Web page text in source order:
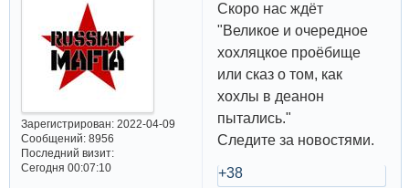
Зарегистрирован: 2022-04-09
Сообщений:8956
Последний визит:
Сегодня 00:07:10
Скоро нас ждёт
"Великое и очередное
хохляцкое проёбище
или сказ о том, как
хохлы в деанон
пытались."
Следите за новостями.
+38